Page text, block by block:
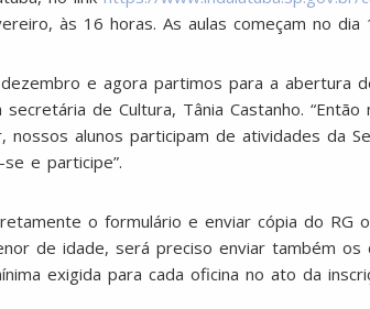
às 16 horas. As aulas começam no dia
e agora partimos para a abertura
de Cultura, Tânia Castanho.
alunos participam de atividades da
e participe”.
o formulário e enviar cópia do RG
de idade, será preciso enviar também
exigida para cada oficina no ato da